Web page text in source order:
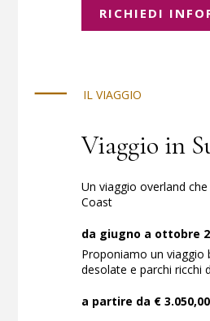
RICHIEDI
IL VIAGGIO
Viaggio in
Un viaggio overland
Coast
da giugno a ottobre
Proponiamo un viaggio
desolate e parchi ricchi
a partire da € 3.050,00